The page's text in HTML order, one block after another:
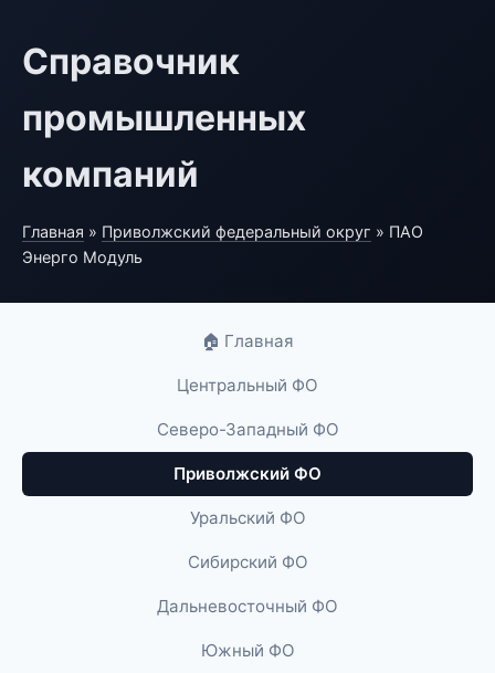
Справочник
промышленных
компаний
Главная » Приволжский федеральный округ » ПАО
Энерго Модуль
🏠 Главная
Центральный ФО
Северо-Западный ФО
Приволжский ФО
Уральский ФО
Сибирский ФО
Дальневосточный ФО
Южный ФО